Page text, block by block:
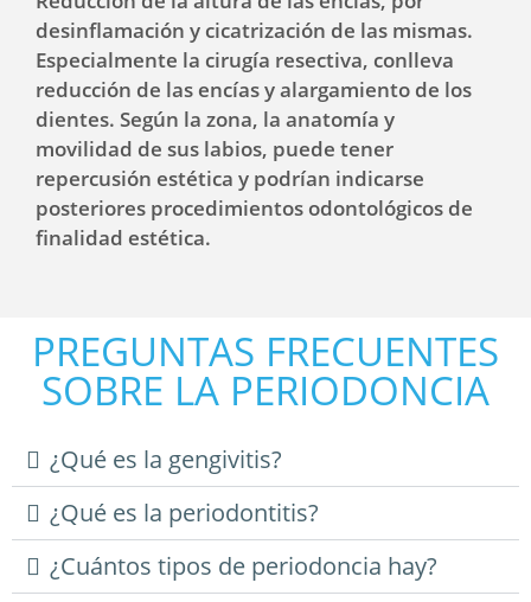
desinflamación y cicatrización de las mismas.
Especialmente la cirugía resectiva, conlleva
reducción de las encías y alargamiento de los
dientes. Según la zona, la anatomía y
movilidad de sus labios, puede tener
repercusión estética y podrían indicarse
posteriores procedimientos odontológicos de
finalidad estética.
PREGUNTAS FRECUENTES
SOBRE LA PERIODONCIA
¿Qué es la gengivitis?
¿Qué es la periodontitis?
¿Cuántos tipos de periodoncia hay?